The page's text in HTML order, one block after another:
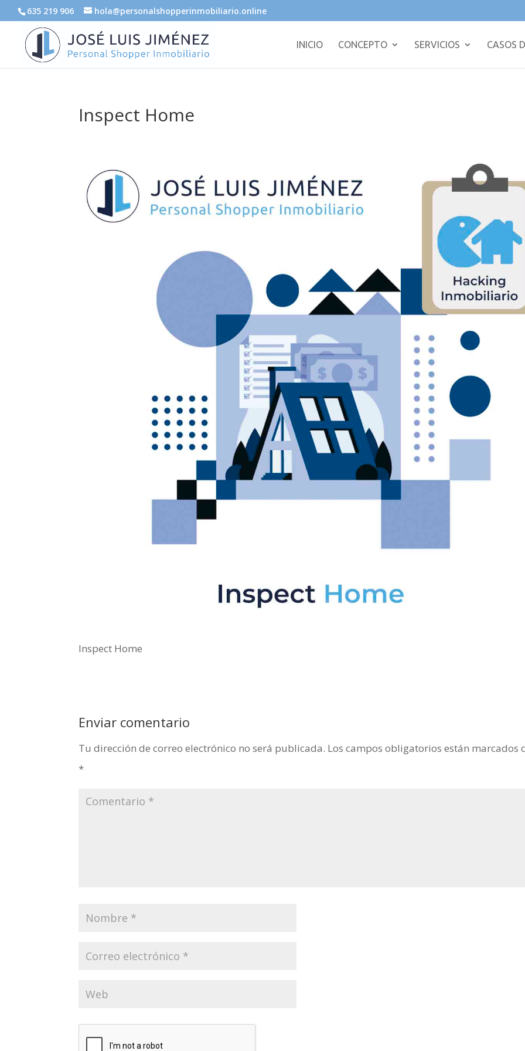
635 219 906 hola@personalshopperinmobiliario.online
INICIO CONCEPTO SERVICIOS CASOS
Inspect Home
Inspect Home
Enviar comentario
Tu dirección de correo electrónico no será publicada. Los campos obligatorios están marcados
*